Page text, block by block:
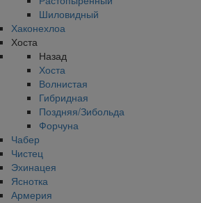
Шиловидный
Хаконехлоа
Хоста
Назад
Хоста
Волнистая
Гибридная
Поздняя/Зибольда
Форчуна
Чабер
Чистец
Эхинацея
Яснотка
Армерия